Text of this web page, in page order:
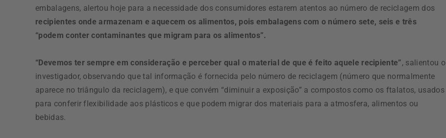
embalagens, alertou hoje para a necessidade dos consumidores estarem atentos ao número de reciclagem dos
recipientes onde armazenam e aquecem os alimentos, pois embalagens com o número sete, seis e três
“podem conter contaminantes que migram para os alimentos”.
“Devemos ter sempre em consideração e perceber qual o material de que é feito aquele recipiente”, salientou o
investigador, observando que tal informação é fornecida pelo número de reciclagem (número que normalmente
aparece no triângulo da reciclagem), e que convém “diminuir a exposição” a compostos como os ftalatos, usados
para conferir flexibilidade aos plásticos e que podem migrar dos materiais para a atmosfera, alimentos ou
bebidas.